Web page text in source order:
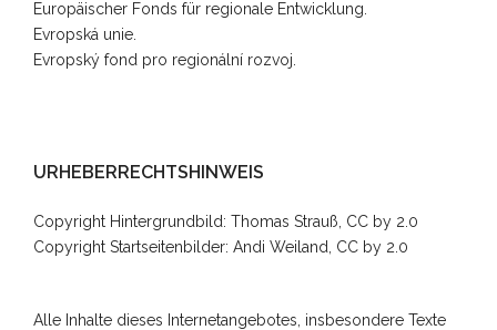
Europäischer Fonds für regionale Entwicklung.
Evropská unie.
Evropský fond pro regionální rozvoj.
URHEBERRECHTSHINWEIS
Copyright Hintergrundbild: Thomas Strauß, CC by 2.0
Copyright Startseitenbilder: Andi Weiland, CC by 2.0
Alle Inhalte dieses Internetangebotes, insbesondere Texte